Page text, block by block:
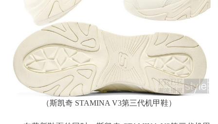
（斯凯奇 STAMINA V3第三代机甲鞋）